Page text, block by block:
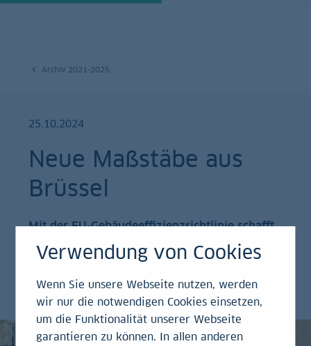
Archiv 2021-2025
25.10.2024
Neue Maßstäbe aus
Brüssel
Mit der EU-Gebäudeeffizienzrichtlinie schafft
Brüssel den Rahmen für Klimaneutralität bis
hinterher.
Verwendung von Cookies
Wenn Sie unsere Webseite nutzen, werden
wir nur die notwendigen Cookies einsetzen,
um die Funktionalität unserer Webseite
garantieren zu können. In allen anderen